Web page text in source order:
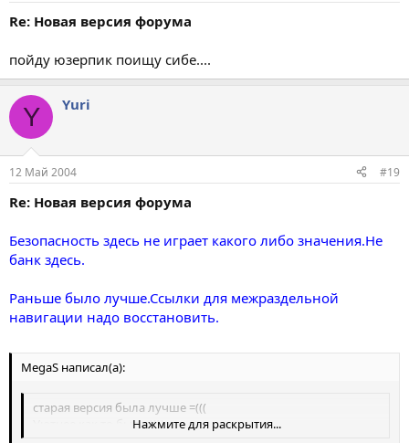
Re: Новая версия форума
пойду юзерпик поищу сибе....
Y Yuri
12 Май 2004 #19
Re: Новая версия форума
Безопасность здесь не играет какого либо значения.Не
банк здесь.
Раньше было лучше.Ссылки для межраздельной
навигации надо восстановить.
MegaS написал(а):
старая версия была лучше =(((
Уютнее как то было ))))Нажмите для раскрытия...